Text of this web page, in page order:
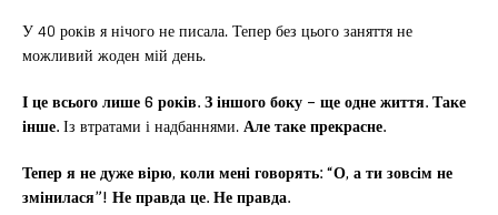
У 40 років я нічого не писала. Тепер без цього заняття не
можливий жоден мій день.
І це всього лише 6 років. З іншого боку – ще одне життя. Таке
інше.Із втратами і надбаннями.Але таке прекрасне.
Тепер я не дуже вірю, коли мені говорять: “О, а ти зовсім не
змінилася”! Не правда це. Не правда.